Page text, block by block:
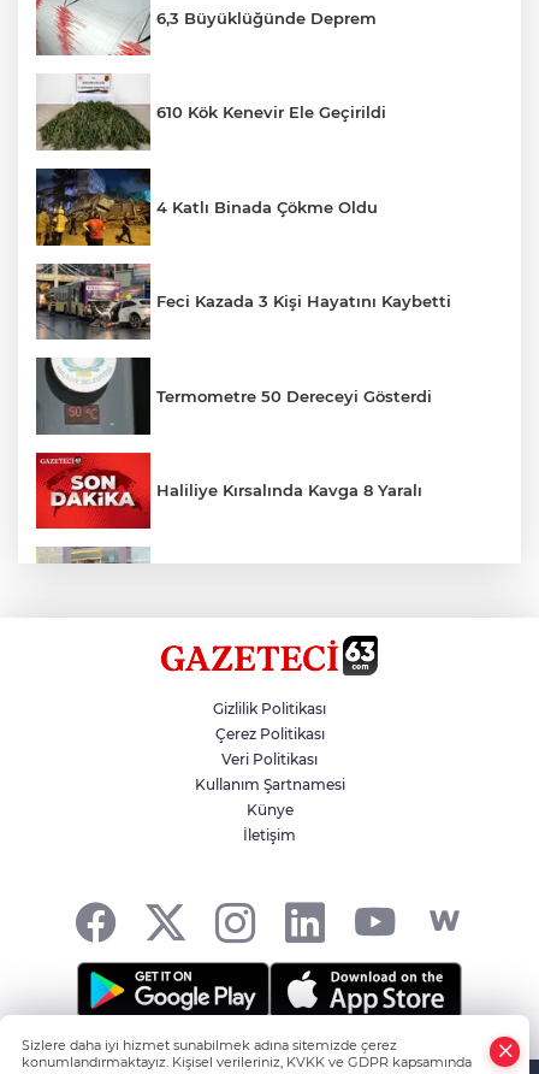
6,3 Büyüklüğünde Deprem
610 Kök Kenevir Ele Geçirildi
4 Katlı Binada Çökme Oldu
Feci Kazada 3 Kişi Hayatını Kaybetti
Termometre 50 Dereceyi Gösterdi
Haliliye Kırsalında Kavga 8 Yaralı
Hikmet Başak’tan Ulaşım Çalışması
Sezon 18 Ağustos'ta Başlayacak
Gizlilik Politikası
Çerez Politikası
Veri Politikası
Kullanım Şartnamesi
Künye
İletişim
Şanlıurfa'nın Haber Noktası... -HABER YAZILIMIve
Sizlere daha iyi hizmet sunabilmek adına sitemizde çerez
konumlandırmaktayız. Kişisel verileriniz, KVKK ve GDPR kapsamında